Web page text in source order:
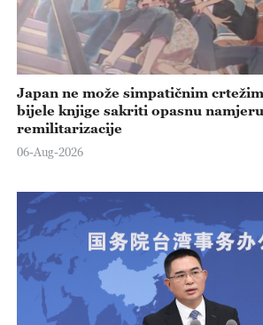
Japan ne može simpatičnim
bijele knjige sakriti opasnu
remilitarizacije
06-Aug-2026